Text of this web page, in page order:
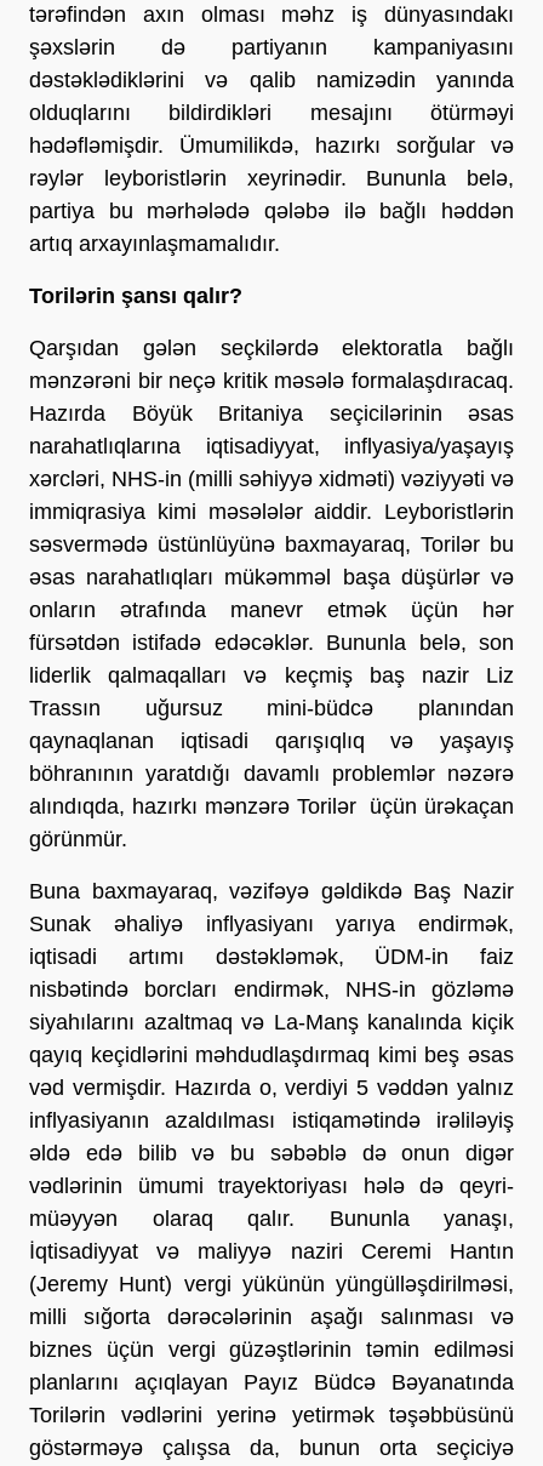
tərəfindən axın olması məhz iş dünyasındakı
şəxslərin də partiyanın kampaniyasını
dəstəklədiklərini və qalib namizədin yanında
olduqlarını bildirdikləri mesajını ötürməyi
hədəfləmişdir. Ümumilikdə, hazırkı sorğular və
rəylər leyboristlərin xeyrinədir. Bununla belə,
partiya bu mərhələdə qələbə ilə bağlı həddən
artıq arxayınlaşmamalıdır.
Torilərin şansı qalır?
Qarşıdan gələn seçkilərdə elektoratla bağlı
mənzərəni bir neçə kritik məsələ formalaşdıracaq.
Hazırda Böyük Britaniya seçicilərinin əsas
narahatlıqlarına iqtisadiyyat, inflyasiya/yaşayış
xərcləri, NHS-in (milli səhiyyə xidməti) vəziyyəti və
immiqrasiya kimi məsələlər aiddir. Leyboristlərin
səsvermədə üstünlüyünə baxmayaraq, Torilər bu
əsas narahatlıqları mükəmməl başa düşürlər və
onların ətrafında manevr etmək üçün hər
fürsətdən istifadə edəcəklər. Bununla belə, son
liderlik qalmaqalları və keçmiş baş nazir Liz
Trassın uğursuz mini-büdcə planından
qaynaqlanan iqtisadi qarışıqlıq və yaşayış
böhranının yaratdığı davamlı problemlər nəzərə
alındıqda, hazırkı mənzərə Torilər üçün ürəkaçan
görünmür.
Buna baxmayaraq, vəzifəyə gəldikdə Baş Nazir
Sunak əhaliyə inflyasiyanı yarıya endirmək,
iqtisadi artımı dəstəkləmək, ÜDM-in faiz
nisbətində borcları endirmək, NHS-in gözləmə
siyahılarını azaltmaq və La-Manş kanalında kiçik
qayıq keçidlərini məhdudlaşdırmaq kimi beş əsas
vəd vermişdir. Hazırda o, verdiyi 5 vəddən yalnız
inflyasiyanın azaldılması istiqamətində irəliləyiş
əldə edə bilib və bu səbəblə də onun digər
vədlərinin ümumi trayektoriyası hələ də qeyri-
müəyyən olaraq qalır. Bununla yanaşı,
İqtisadiyyat və maliyyə naziri Ceremi Hantın
(Jeremy Hunt) vergi yükünün yüngülləşdirilməsi,
milli sığorta dərəcələrinin aşağı salınması və
biznes üçün vergi güzəştlərinin təmin edilməsi
planlarını açıqlayan Payız Büdcə Bəyanatında
Torilərin vədlərini yerinə yetirmək təşəbbüsünü
göstərməyə çalışsa da, bunun orta seçiciyə